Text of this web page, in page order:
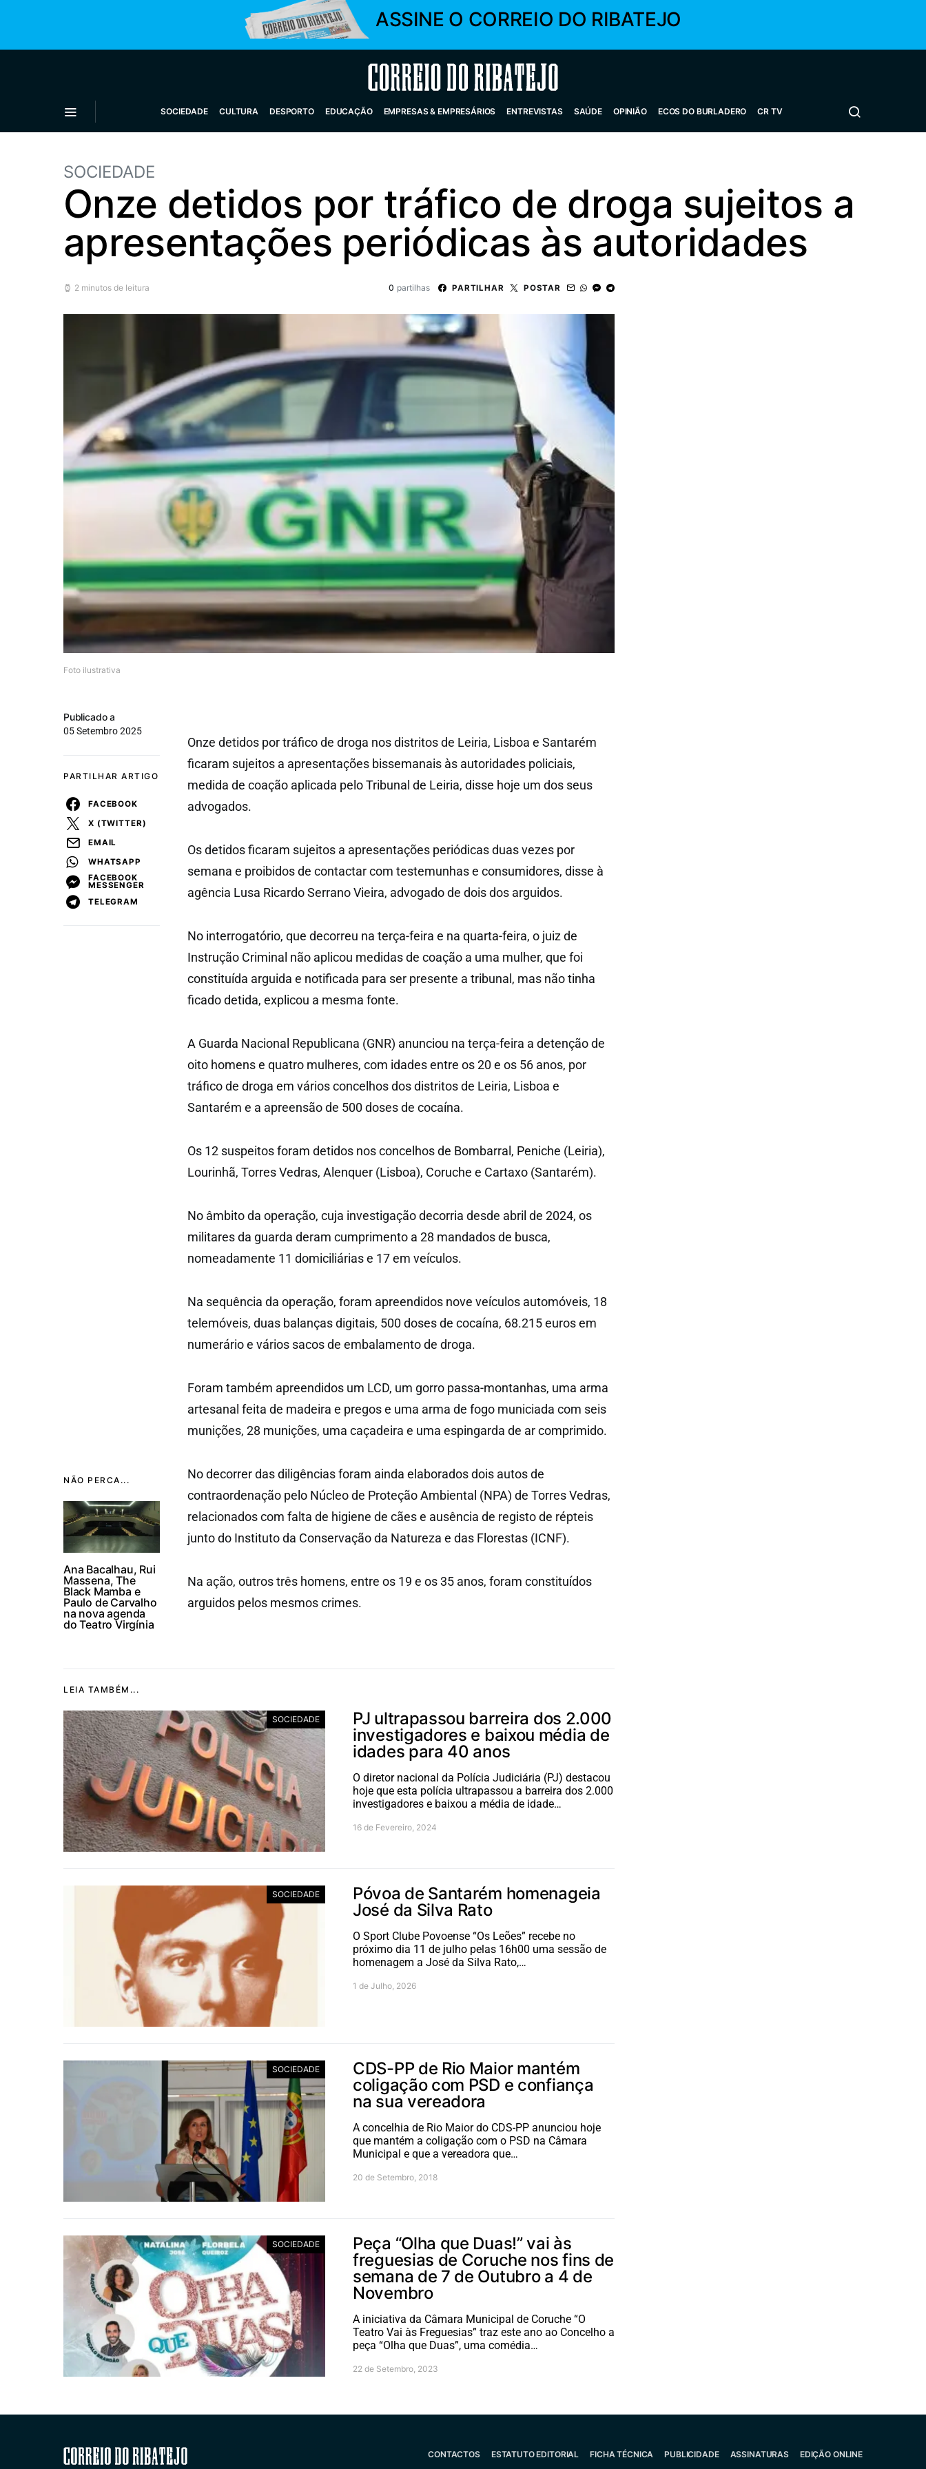
ASSINE O CORREIO DO RIBATEJO
Correio do Ribatejo
SOCIEDADE CULTURA DESPORTO EDUCAÇÃO EMPRESAS & EMPRESÁRIOS ENTREVISTAS SAÚDE OPINIÃO ECOS DO BURLADERO CR TV
SOCIEDADE
Onze detidos por tráfico de droga sujeitos a
apresentações periódicas às autoridades
2 minutos de leitura 0 partilhas PARTILHAR POSTAR
Foto ilustrativa
NÃO PERCA...
Ana Bacalhau, Rui
Massena, The
Black Mamba e
Paulo de Carvalho
na nova agenda
do Teatro Virgínia
Publicado a
05 Setembro 2025
PARTILHAR ARTIGO
FACEBOOK
X (TWITTER)
EMAIL
WHATSAPP
FACEBOOK
MESSENGER
TELEGRAM
Onze detidos por tráfico de droga nos distritos de Leiria, Lisboa e Santarém
ficaram sujeitos a apresentações bissemanais às autoridades policiais,
medida de coação aplicada pelo Tribunal de Leiria, disse hoje um dos seus
advogados.
Os detidos ficaram sujeitos a apresentações periódicas duas vezes por
semana e proibidos de contactar com testemunhas e consumidores, disse à
agência Lusa Ricardo Serrano Vieira, advogado de dois dos arguidos.
No interrogatório, que decorreu na terça-feira e na quarta-feira, o juiz de
Instrução Criminal não aplicou medidas de coação a uma mulher, que foi
constituída arguida e notificada para ser presente a tribunal, mas não tinha
ficado detida, explicou a mesma fonte.
A Guarda Nacional Republicana (GNR) anunciou na terça-feira a detenção de
oito homens e quatro mulheres, com idades entre os 20 e os 56 anos, por
tráfico de droga em vários concelhos dos distritos de Leiria, Lisboa e
Santarém e a apreensão de 500 doses de cocaína.
Os 12 suspeitos foram detidos nos concelhos de Bombarral, Peniche (Leiria),
Lourinhã, Torres Vedras, Alenquer (Lisboa), Coruche e Cartaxo (Santarém).
No âmbito da operação, cuja investigação decorria desde abril de 2024, os
militares da guarda deram cumprimento a 28 mandados de busca,
nomeadamente 11 domiciliárias e 17 em veículos.
Na sequência da operação, foram apreendidos nove veículos automóveis, 18
telemóveis, duas balanças digitais, 500 doses de cocaína, 68.215 euros em
numerário e vários sacos de embalamento de droga.
Foram também apreendidos um LCD, um gorro passa-montanhas, uma arma
artesanal feita de madeira e pregos e uma arma de fogo municiada com seis
munições, 28 munições, uma caçadeira e uma espingarda de ar comprimido.
No decorrer das diligências foram ainda elaborados dois autos de
contraordenação pelo Núcleo de Proteção Ambiental (NPA) de Torres Vedras,
relacionados com falta de higiene de cães e ausência de registo de répteis
junto do Instituto da Conservação da Natureza e das Florestas (ICNF).
Na ação, outros três homens, entre os 19 e os 35 anos, foram constituídos
arguidos pelos mesmos crimes.
LEIA TAMBÉM...
SOCIEDADE
PJ ultrapassou barreira dos 2.000
investigadores e baixou média de
idades para 40 anos
O diretor nacional da Polícia Judiciária (PJ) destacou
hoje que esta polícia ultrapassou a barreira dos 2.000
investigadores e baixou a média de idade…
16 de Fevereiro, 2024
SOCIEDADE
Póvoa de Santarém homenageia
José da Silva Rato
O Sport Clube Povoense “Os Leões” recebe no
próximo dia 11 de julho pelas 16h00 uma sessão de
homenagem a José da Silva Rato,…
1 de Julho, 2026
SOCIEDADE
CDS-PP de Rio Maior mantém
coligação com PSD e confiança
na sua vereadora
A concelhia de Rio Maior do CDS-PP anunciou hoje
que mantém a coligação com o PSD na Câmara
Municipal e que a vereadora que…
20 de Setembro, 2018
SOCIEDADE
Peça “Olha que Duas!” vai às
freguesias de Coruche nos fins de
semana de 7 de Outubro a 4 de
Novembro
A iniciativa da Câmara Municipal de Coruche “O
Teatro Vai às Freguesias” traz este ano ao Concelho a
peça “Olha que Duas”, uma comédia…
22 de Setembro, 2023
Correio do Ribatejo CONTACTOS ESTATUTO EDITORIAL FICHA TÉCNICA PUBLICIDADE ASSINATURAS EDIÇÃO ONLINE